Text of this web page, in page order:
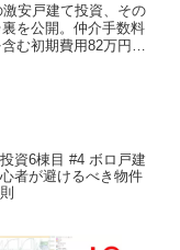
安戸建て投資、その
を公開。仲介手数料
む初期費用82万円の
資6棟目 #4 ボロ戸建
者が避けるべき物件